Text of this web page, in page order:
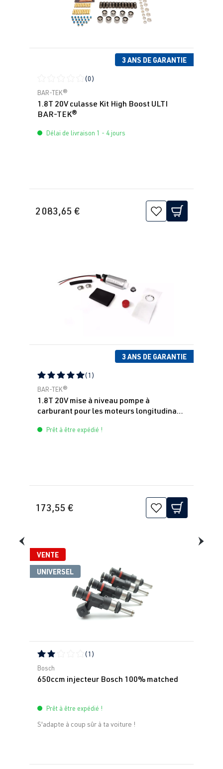
3 ANS DE GARANTIE
Note moyenne de 0 sur 5 étoiles
(0)
BAR-TEK®
1.8T 20V culasse Kit High Boost ULTI
BAR-TEK®
Délai de livraison 1 - 4 jours
2 083,65 €
3 ANS DE GARANTIE
Note moyenne de 5 sur 5 étoiles
(1)
BAR-TEK®
1.8T 20V mise à niveau pompe à
carburant pour les moteurs longitudinaux
Prêt à être expédié !
173,55 €
VENTE
UNIVERSEL
Note moyenne de 2 sur 5 étoiles
(1)
Bosch
650ccm injecteur Bosch 100% matched
Prêt à être expédié !
S'adapte à coup sûr à ta voiture !